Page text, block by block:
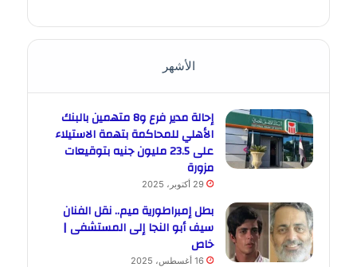
الأشهر
إحالة مدير فرع و8 متهمين بالبنك
الأهلي للمحاكمة بتهمة الاستيلاء
على 23.5 مليون جنيه بتوقيعات
مزورة
29 أكتوبر، 2025
بطل إمبراطورية ميم.. نقل الفنان
سيف أبو النجا إلى المستشفى |
خاص
16 أغسطس، 2025